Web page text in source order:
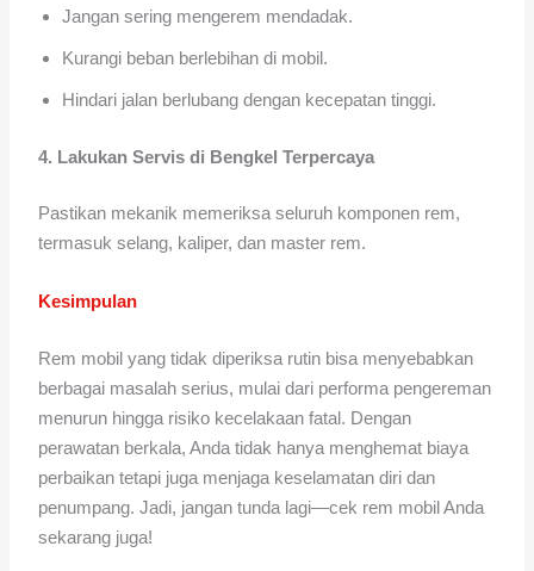
Jangan sering mengerem mendadak.
Kurangi beban berlebihan di mobil.
Hindari jalan berlubang dengan kecepatan tinggi.
4. Lakukan Servis di Bengkel Terpercaya
Pastikan mekanik memeriksa seluruh komponen rem,
termasuk selang, kaliper, dan master rem.
Kesimpulan
Rem mobil yang tidak diperiksa rutin bisa menyebabkan
berbagai masalah serius, mulai dari performa pengereman
menurun hingga risiko kecelakaan fatal. Dengan
perawatan berkala, Anda tidak hanya menghemat biaya
perbaikan tetapi juga menjaga keselamatan diri dan
penumpang. Jadi, jangan tunda lagi—cek rem mobil Anda
sekarang juga!